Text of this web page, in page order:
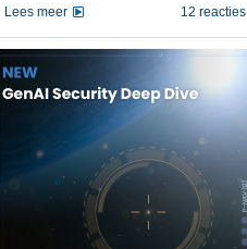
12 reacties
Lees meer